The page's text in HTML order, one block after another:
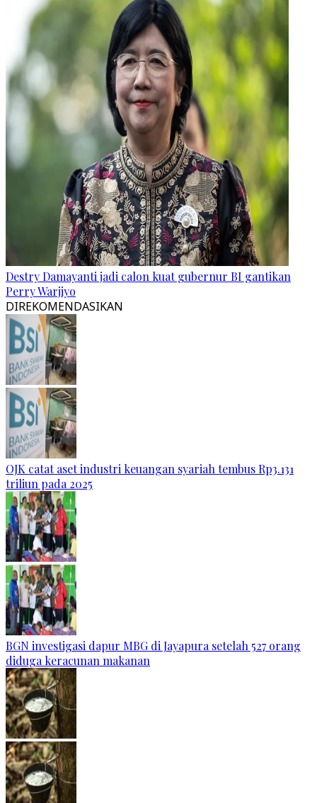
Destry Damayanti jadi calon kuat gubernur BI gantikan
Perry Warjiyo
DIREKOMENDASIKAN
OJK catat aset industri keuangan syariah tembus Rp3.131
triliun pada 2025
BGN investigasi dapur MBG di Jayapura setelah 527 orang
diduga keracunan makanan